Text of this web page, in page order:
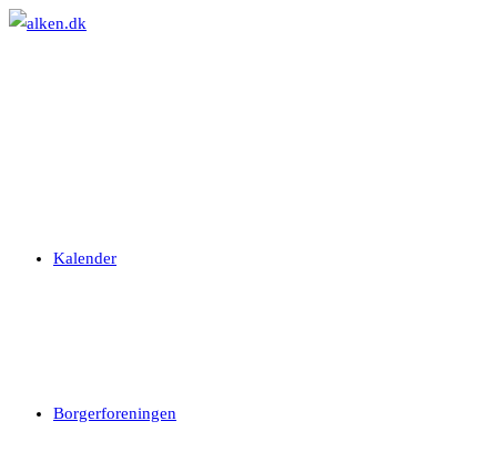
Skip
Kalender
Borgerforeningen